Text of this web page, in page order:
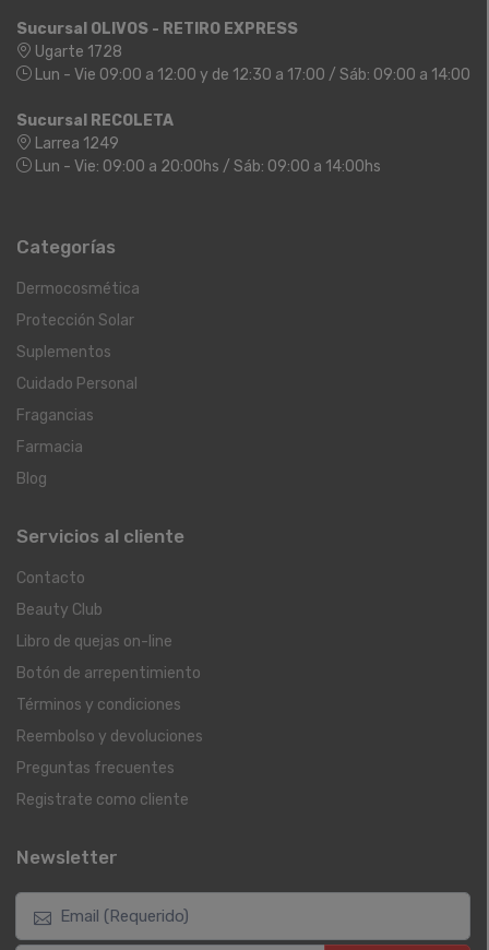
Sucursal OLIVOS - RETIRO EXPRESS
Ugarte 1728
Lun - Vie 09:00 a 12:00 y de 12:30 a 17:00 / Sáb: 09:00 a 14:00
Sucursal RECOLETA
Larrea 1249
Lun - Vie: 09:00 a 20:00hs / Sáb: 09:00 a 14:00hs
Categorías
Dermocosmética
Protección Solar
Suplementos
Cuidado Personal
Fragancias
Farmacia
Blog
Servicios al cliente
Contacto
Beauty Club
Libro de quejas on-line
Botón de arrepentimiento
Términos y condiciones
Reembolso y devoluciones
Preguntas frecuentes
Registrate como cliente
Newsletter